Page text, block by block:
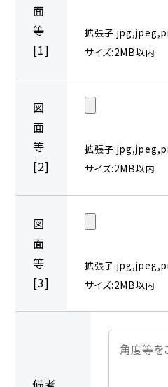
面
等
[1]
拡張子
サイズ:2MB以内
図
面
等
[2]
拡張子
サイズ:2MB以内
図
面
等
[3]
拡張子
サイズ:2MB以内